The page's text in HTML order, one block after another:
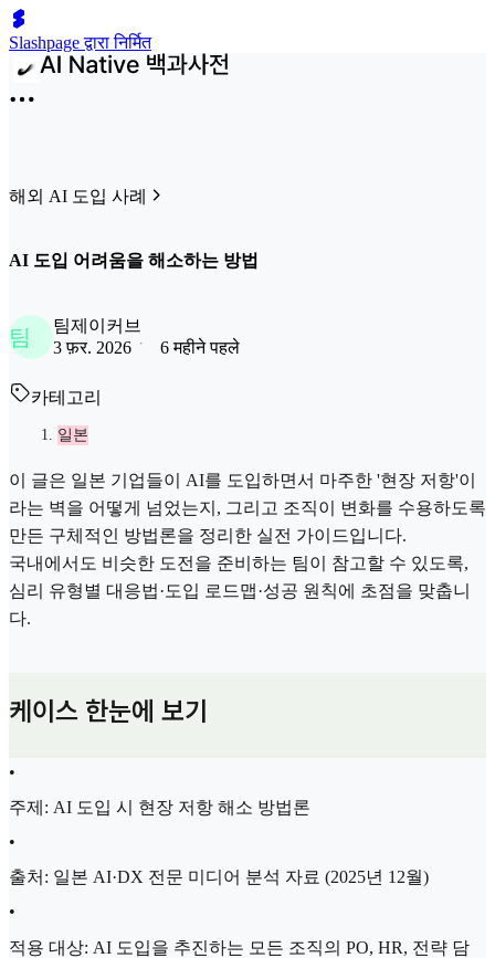
Slashpage द्वारा निर्मित
해외 AI 도입 사례
AI 도입 어려움을 해소하는 방법
팀
팀제이커브
3 फ़र. 2026
6 महीने पहले
카테고리
일본
이 글은 일본 기업들이 AI를 도입하면서 마주한 '현장 저항'이
라는 벽을 어떻게 넘었는지, 그리고 조직이 변화를 수용하도록
만든 구체적인 방법론을 정리한 실전 가이드입니다.
국내에서도 비슷한 도전을 준비하는 팀이 참고할 수 있도록,
심리 유형별 대응법·도입 로드맵·성공 원칙에 초점을 맞춥니
다.
케이스 한눈에 보기
•
주제: AI 도입 시 현장 저항 해소 방법론
•
출처: 일본 AI·DX 전문 미디어 분석 자료 (2025년 12월)
•
적용 대상: AI 도입을 추진하는 모든 조직의 PO, HR, 전략 담